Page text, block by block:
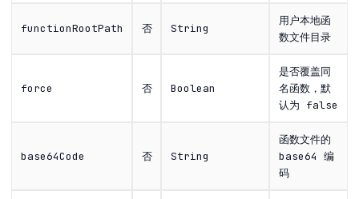
functionRootPath 否 String
用户本地函
数文件目录
force 否 Boolean
是否覆盖同
名函数，默
认为 false
base64Code 否 String
函数文件的
base64 编
码